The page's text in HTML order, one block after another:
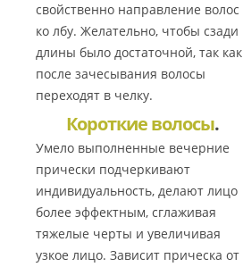
свойственно направление волос
ко лбу. Желательно, чтобы сзади
длины было достаточной, так как
после зачесывания волосы
переходят в челку.
Короткие волосы.
Умело выполненные вечерние
прически подчеркивают
индивидуальность, делают лицо
более эффектным, сглаживая
тяжелые черты и увеличивая
узкое лицо. Зависит прическа от